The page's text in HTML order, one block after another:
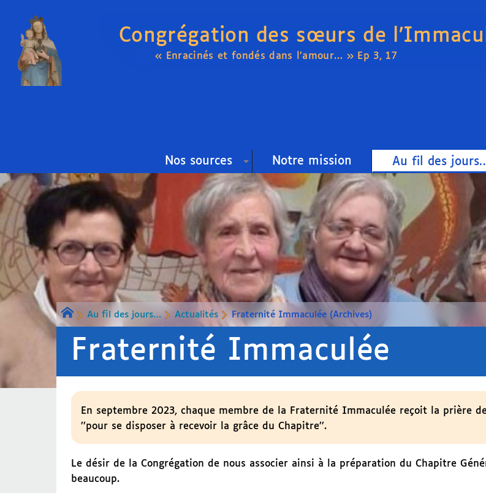
Congrégation des sœurs de
« Enracinés et fondés dans l’amour… » Ep 3, 17
Nos sources Notre mission Au fil des
Au fil des jours… Actualités Fraternité Immaculée (Archives)
Fraternité Immaculée
En septembre 2023, chaque membre de la Fraternité Immaculée reçoit la prière
’’pour se disposer à recevoir la grâce du Chapitre’’.
Le désir de la Congrégation de nous associer ainsi à la préparation du Chapitre
beaucoup.